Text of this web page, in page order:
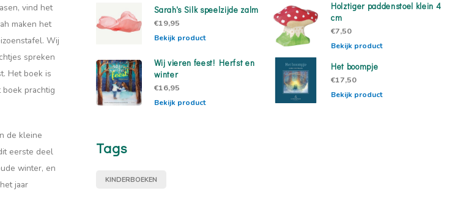
vind het
maken het
Wij
spreken
Het boek is
prachtig
de kleine
eerste deel
winter, en
jaar
Sarah's Silk speelzijde zalm
€19,95
Bekijk product
Holztiger paddenstoel klein 4
cm
€7,50
Bekijk product
Wij vieren feest! Herfst en
winter
€16,95
Bekijk product
Het boompje
€17,50
Bekijk product
Tags
KINDERBOEKEN